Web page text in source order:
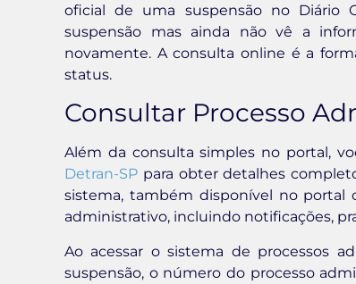
oficial de uma suspensão no Diário
suspensão mas ainda não vê a
novamente. A consulta online é a
status.
Consultar Processo
Além da consulta simples no portal,
Detran-SP para obter detalhes
sistema, também disponível no portal
administrativo, incluindo notificações,
Ao acessar o sistema de processos
suspensão, o número do processo